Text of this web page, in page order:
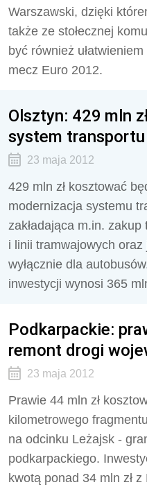
Warszawski, dzięki
także ze stołecznej
być również
mecz Euro 2012.
Olsztyn: 429 mln
system
23 maja 2012
429 mln zł kosztować
modernizacja systemu
zakładająca m.in.
i linii tramwajowych
wyłącznie dla
inwestycji wynosi 365
Podkarpackie:
remont drogi
23 maja 2012
Prawie 44 mln zł
kilometrowego
na odcinku Leżajsk -
podkarpackiego.
kwotą ponad 34 mln zł